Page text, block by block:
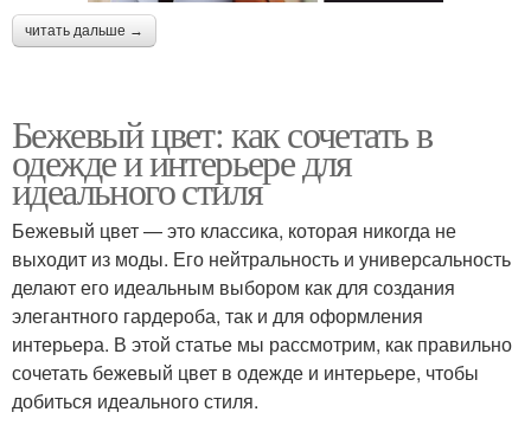
читать дальше →
Бежевый цвет: как сочетать в
одежде и интерьере для
идеального стиля
Бежевый цвет — это классика, которая никогда не
выходит из моды. Его нейтральность и универсальность
делают его идеальным выбором как для создания
элегантного гардероба, так и для оформления
интерьера. В этой статье мы рассмотрим, как правильно
сочетать бежевый цвет в одежде и интерьере, чтобы
добиться идеального стиля.